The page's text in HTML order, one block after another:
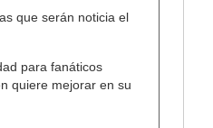
que serán noticia el
para fanáticos
quiere mejorar en su